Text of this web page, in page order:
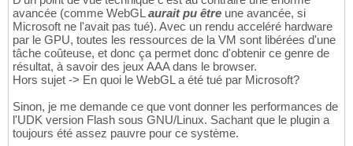
avancée (comme WebGL aurait pu être une avancée, si
Microsoft ne l'avait pas tué). Avec un rendu acceléré hardware
par le GPU, toutes les ressources de la VM sont libérées d'une
tâche coûteuse, et donc ça permet donc d'obtenir ce genre de
résultat, à savoir des jeux AAA dans le browser.
Hors sujet -> En quoi le WebGL a été tué par Microsoft?
Sinon, je me demande ce que vont donner les performances de
l'UDK version Flash sous GNU/Linux. Sachant que le plugin a
toujours été assez pauvre pour ce système.